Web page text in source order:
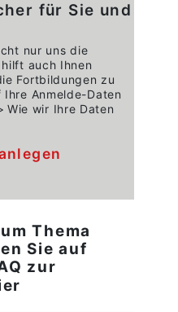
für Sie und
nur uns die
auch Ihnen
Fortbildungen zu
Anmelde-Daten
Wie wir Ihre Daten
Thema
Sie auf
zur